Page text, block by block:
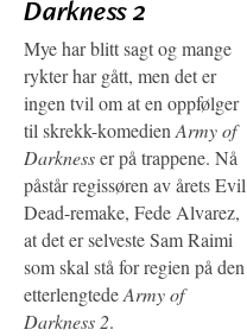
Darkness 2
Mye har blitt sagt og mange
rykter har gått, men det er
ingen tvil om at en oppfølger
til skrekk-komedienArmy of
Darknesser på trappene. Nå
påstår regissøren av årets Evil
Dead-remake, Fede Alvarez,
at det er selveste Sam Raimi
som skal stå for regien på den
etterlengtedeArmy of
Darkness 2.